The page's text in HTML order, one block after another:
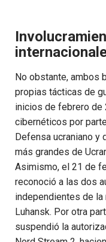
No obstante, ambos
propias tácticas de
inicios de febrero de
cibernéticos por
Defensa ucraniano
más grandes de
Asimismo, el 21 de
reconoció a las dos
independientes de
Luhansk. Por otra
suspendió la